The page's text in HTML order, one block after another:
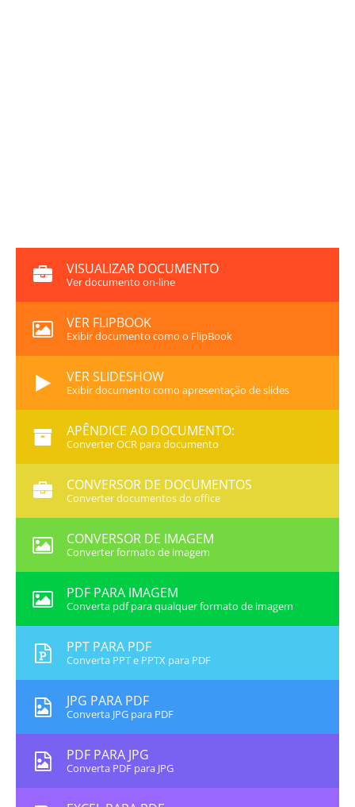
VISUALIZAR DOCUMENTO
Ver documento on-line
VER FLIPBOOK
Exibir documento como o FlipBook
VER SLIDESHOW
Exibir documento como apresentação de slides
APÊNDICE AO DOCUMENTO:
Converter OCR para documento
CONVERSOR DE DOCUMENTOS
Converter documentos do office
CONVERSOR DE IMAGEM
Converter formato de imagem
PDF PARA IMAGEM
Converta pdf para qualquer formato de imagem
PPT PARA PDF
Converta PPT e PPTX para PDF
JPG PARA PDF
Converta JPG para PDF
PDF PARA JPG
Converta PDF para JPG